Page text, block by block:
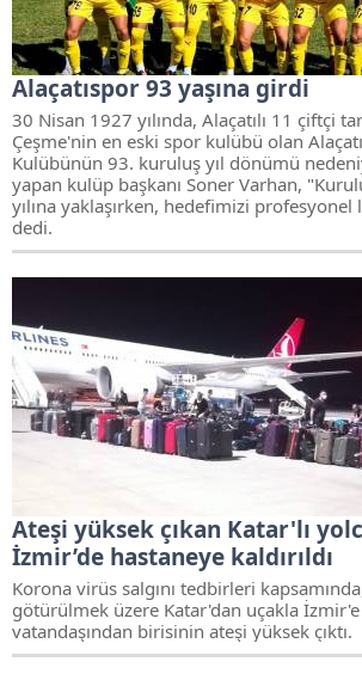
Alaçatıspor 93 yaşına girdi
30 Nisan 1927 yılında, Alaçatılı 11 çiftçi
Çeşme'nin en eski spor kulübü olan
Kulübünün 93. kuruluş yıl dönümü
yapan kulüp başkanı Soner Varhan,
yılına yaklaşırken, hedefimizi
dedi.
Ateşi yüksek çıkan Katar'lı
İzmir’de hastaneye kaldırıldı
Korona virüs salgını tedbirleri
götürülmek üzere Katar'dan uçakla
vatandaşından birisinin ateşi yüksek çıktı.